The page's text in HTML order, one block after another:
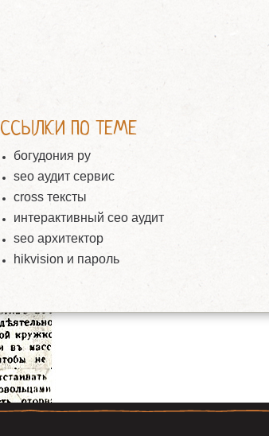
ССЫЛКИ ПО ТЕМЕ
богудония ру
seo аудит сервис
cross тексты
интерактивный сео аудит
seo архитектор
hikvision и пароль